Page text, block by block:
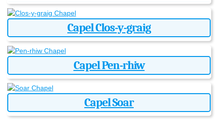
Capel Clos-y-graig
Capel Pen-rhiw
Capel Soar